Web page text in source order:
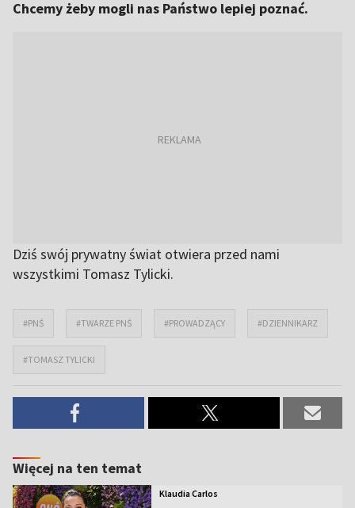
Chcemy żeby mogli nas Państwo lepiej poznać.
Dziś swój prywatny świat otwiera przed nami
wszystkimi Tomasz Tylicki.
#PNŚ #TWARZE PNŚ #PROWADZĄCY #DZIENNIKARZ
#TOMASZ TYLICKI
Więcej na ten temat
Klaudia Carlos